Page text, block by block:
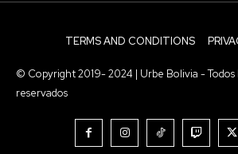
TERMS AND CONDITIONS
© Copyright 2019- 2024 | Urbe Bolivia - Todos
reservados